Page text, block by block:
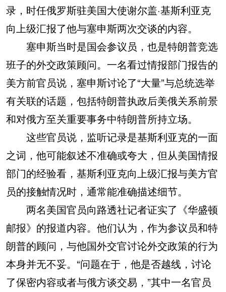
录，时任俄罗斯驻美国大使谢尔盖·基斯利亚克
向上级汇报了他与塞申斯两次交谈的内容。
塞申斯当时是国会参议员，也是特朗普竞选
班子的外交政策顾问。一名看过情报部门报告的
美方前官员说，塞申斯讨论了“大量”与总统选举
有关联的话题，包括特朗普执政后美俄关系前景
和对俄方至关重要事务中特朗普所持立场。
这些官员说，监听记录是基斯利亚克的一面
之词，他可能叙述不准确或夸大，但从美国情报
部门的经验看，基斯利亚克向上级汇报与美方官
员的接触情况时，通常能准确描述细节。
两名美国官员向路透社记者证实了《华盛顿
邮报》的报道内容。他们认为，作为参议员和特
朗普的顾问，与他国外交官讨论外交政策的行为
本身并无不妥。“问题在于，他是否越线，讨论
了保密内容或者与俄方谈交易，”其中一名官员